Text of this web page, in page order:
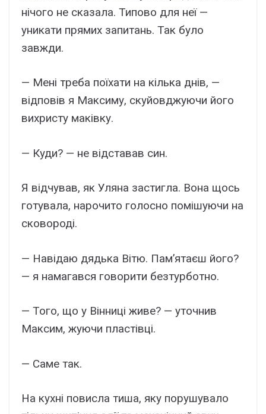
нічого не сказала. Типово для неї —
уникати прямих запитань. Так було
завжди.
— Мені треба поїхати на кілька днів, —
відповів я Максиму, скуйовджуючи його
вихристу маківку.
— Куди? — не відставав син.
Я відчував, як Уляна застигла. Вона щось
готувала, нарочито голосно помішуючи на
сковороді.
— Навідаю дядька Вітю. Пам’ятаєш його?
— я намагався говорити безтурботно.
— Того, що у Вінниці живе? — уточнив
Максим, жуючи пластівці.
— Саме так.
На кухні повисла тиша, яку порушувало